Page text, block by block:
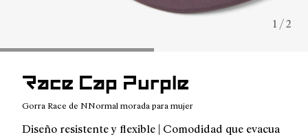
1 / 2
Race Cap Purple
Gorra Race de NNormal morada para mujer
Diseño resistente y flexible | Comodidad que evacua